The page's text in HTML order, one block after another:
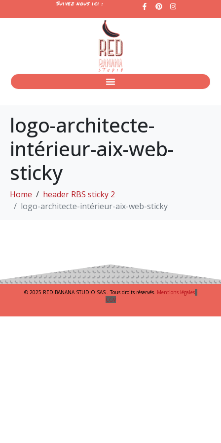
Suivez nous ici :
logo-architecte-
intérieur-aix-web-
sticky
Home
header RBS sticky 2
logo-architecte-intérieur-aix-web-sticky
© 2025 RED BANANA STUDIO SAS . Tous droits réservés. Mentions légales–
CGV